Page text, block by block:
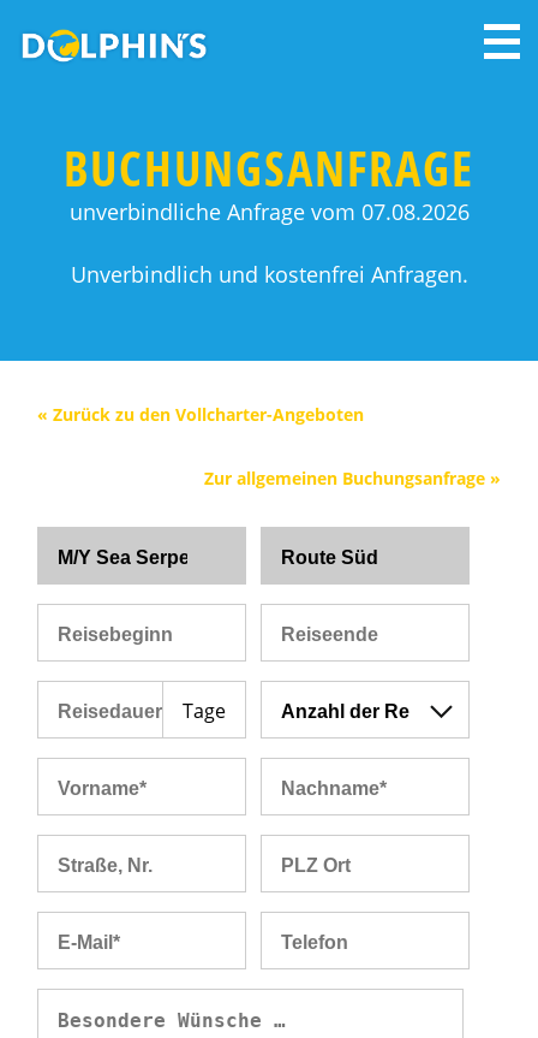
BUCHUNGSANFRAGE
unverbindliche Anfrage vom 07.08.2026
Unverbindlich und kostenfrei Anfragen.
« Zurück zu den Vollcharter-Angeboten
Zur allgemeinen Buchungsanfrage »